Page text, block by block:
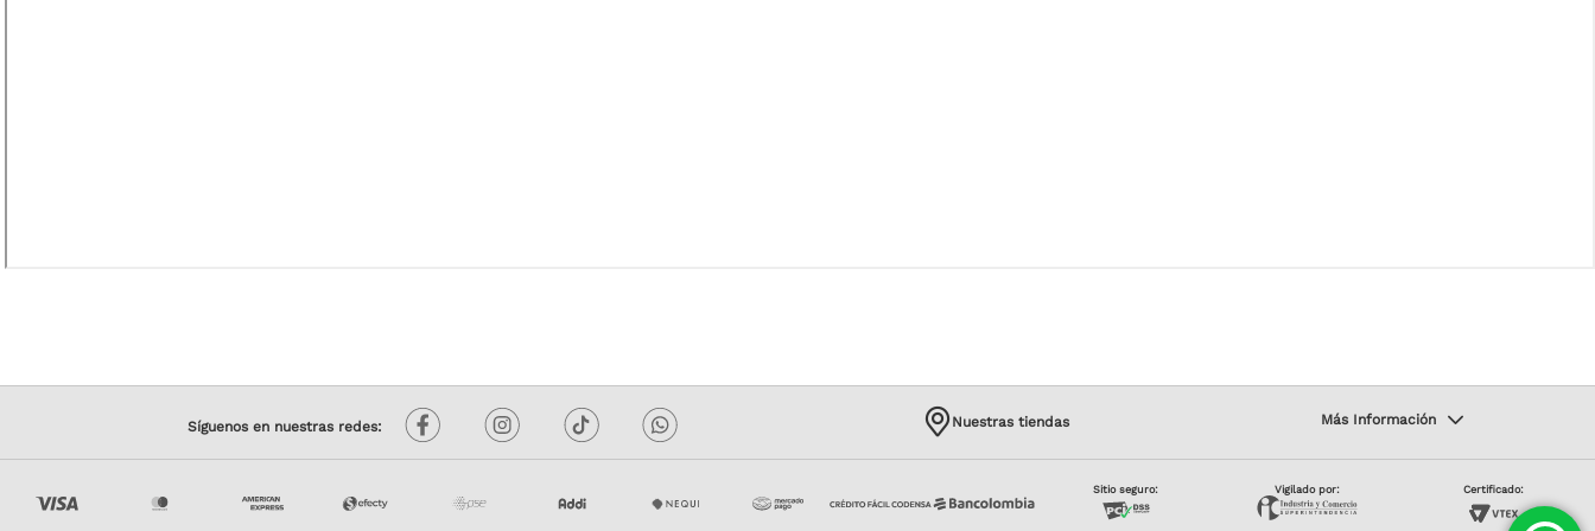
Síguenos en nuestras redes: Nuestras tiendas
Sitio seguro: Vigilado por: Certificado: